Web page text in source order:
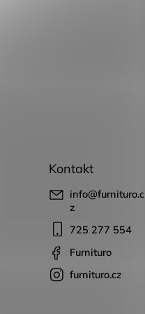
Kontakt
info@furnituro.c
z
725 277 554
Furnituro
furnituro.cz